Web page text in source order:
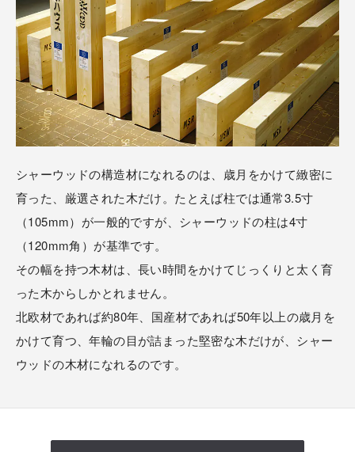
シャーウッドの構造材になれるのは、歳月をかけて緻密に
育った、厳選された木だけ。たとえば柱では通常3.5寸
（105mm）が一般的ですが、シャーウッドの柱は4寸
（120mm角）が基準です。
その幅を持つ木材は、長い時間をかけてじっくりと太く育
った木からしかとれません。
北欧材であれば約80年、国産材であれば50年以上の歳月を
かけて育つ、年輪の目が詰まった堅密な木だけが、シャー
ウッドの木材になれるのです。